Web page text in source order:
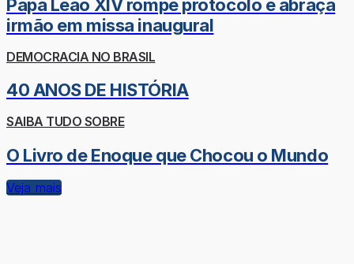
Papa Leão XIV rompe protocolo e abraça
irmão em missa inaugural
DEMOCRACIA NO BRASIL
40 ANOS DE HISTÓRIA
SAIBA TUDO SOBRE
O Livro de Enoque que Chocou o Mundo
Veja mais